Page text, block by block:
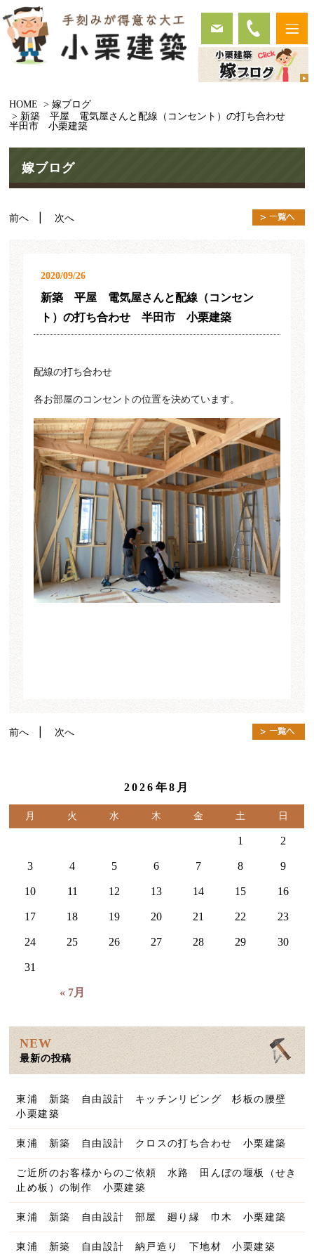
2026年8月
月 火 水 木 金 土 日
« 7月
1 2
3 4 5 6 7 8 9
10 11 12 13 14 15 16
17 18 19 20 21 22 23
24 25 26 27 28 29 30
31
NEW
最新の投稿
東浦 新築 自由設計 キッチンリビング 杉板の腰壁
小栗建築
東浦 新築 自由設計 クロスの打ち合わせ 小栗建築
ご近所のお客様からのご依頼 水路 田んぼの堰板（せき
止め板）の制作 小栗建築
東浦 新築 自由設計 部屋 廻り縁 巾木 小栗建築
東浦 新築 自由設計 納戸造り 下地材 小栗建築
HOME > 嫁ブログ
> 新築 平屋 電気屋さんと配線（コンセント）の打ち合わせ
半田市 小栗建築
嫁ブログ
前へ | 次へ
2020/09/26
新築 平屋 電気屋さんと配線（コンセン
ト）の打ち合わせ 半田市 小栗建築
配線の打ち合わせ
各お部屋のコンセントの位置を決めています。
前へ | 次へ